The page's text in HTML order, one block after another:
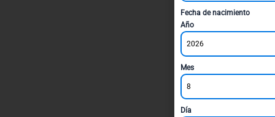
Fecha de nacimiento
Año
2026
Mes
8
Día